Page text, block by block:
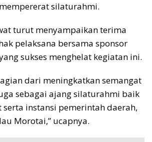
silaturahmi.
turut menyampaikan terima
pelaksana bersama sponsor
sukses menghelat kegiatan ini.
dari meningkatkan semangat
sebagai ajang silaturahmi baik
instansi pemerintah daerah,
Morotai,” ucapnya.